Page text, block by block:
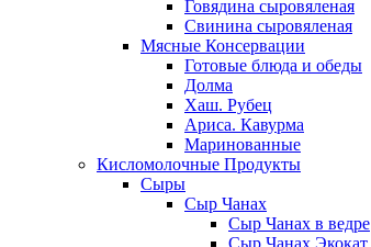
Говядина сыровяленая
Свинина сыровяленая
Мясные Консервации
Готовые блюда и обеды
Долма
Хаш. Рубец
Ариса. Кавурма
Маринованные
Кисломолочные Продукты
Сыры
Сыр Чанах
Сыр Чанах в ведре
Сыр Чанах Экокат